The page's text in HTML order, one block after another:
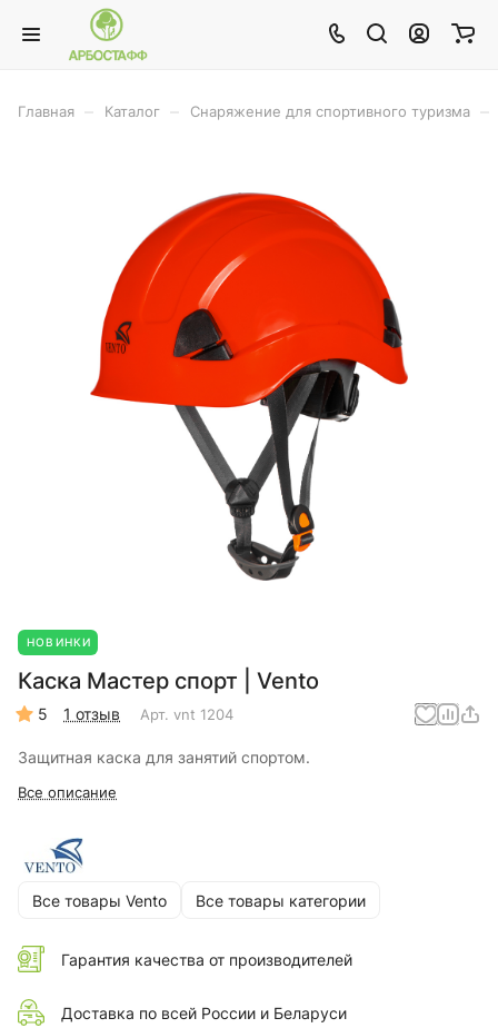
Главная Каталог Снаряжение для спортивного туризма
НОВИНКИ
Каска Мастер спорт | Vento
5 1 отзыв Арт. vnt 1204
Защитная каска для занятий спортом.
Все описание
Все товары Vento Все товары категории
Гарантия качества от производителей
Доставка по всей России и Беларуси